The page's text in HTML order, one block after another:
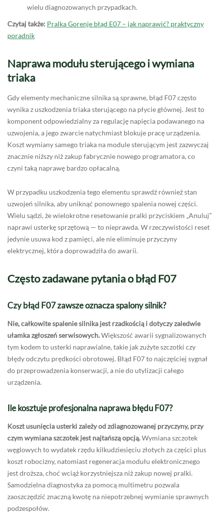
wielu diagnozowanych przypadkach.
Czytaj także: Pralka Gorenje błąd E07 – jak naprawić? praktyczny
poradnik
Naprawa modułu sterującego i wymiana
triaka
Gdy elementy mechaniczne silnika są sprawne, błąd F07 często
wynika z uszkodzenia triaka sterującego na płycie głównej. Jest to
komponent odpowiedzialny za regulację napięcia podawanego na
uzwojenia, a jego zwarcie natychmiast blokuje pracę urządzenia.
Koszt wymiany samego triaka na module sterującym jest zazwyczaj
znacznie niższy niż zakup fabrycznie nowego programatora, co
czyni taką naprawę bardzo opłacalną.
W przypadku uszkodzenia tego elementu sprawdź również stan
uzwojeń silnika, aby uniknąć ponownego spalenia nowej części.
Wielu sądzi, że wielokrotne resetowanie pralki przyciskiem „Anuluj”
naprawi usterkę sprzętową — to nieprawda. W rzeczywistości reset
jedynie usuwa kod z pamięci, ale nie eliminuje przyczyny
elektrycznej, która doprowadziła do awarii.
Często zadawane pytania o błąd F07
Czy błąd F07 zawsze oznacza spalony silnik?
Nie, całkowite spalenie silnika jest rzadkością i dotyczy zaledwie
ułamka zgłoszeń serwisowych.Większość awarii sygnalizowanych
tym kodem to usterki naprawialne, takie jak zużyte szczotki czy
błędy odczytu prędkości obrotowej. Błąd F07 to najczęściej sygnał
do przeprowadzenia konserwacji, a nie do utylizacji całego
urządzenia.
Ile kosztuje profesjonalna naprawa błędu F07?
Koszt usunięcia usterki zależy od zdiagnozowanej przyczyny, przy
czym wymiana szczotek jest najtańszą opcją.Wymiana szczotek
węglowych to wydatek rzędu kilkudziesięciu złotych za części plus
koszt robocizny, natomiast regeneracja modułu elektronicznego
jest droższa, choć wciąż korzystniejsza niż zakup nowej pralki.
Samodzielna diagnostyka za pomocą multimetru pozwala
zaoszczędzić znaczną kwotę na niepotrzebnej wymianie sprawnych
podzespołów.